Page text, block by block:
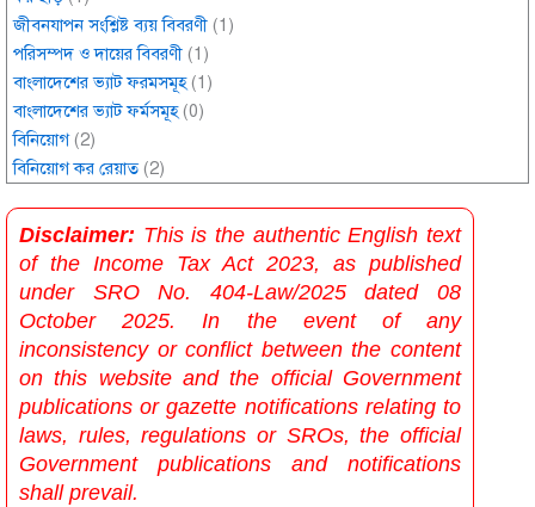
জীবনযাপন সংশ্লিষ্ট ব্যয় বিবরণী (1)
পরিসম্পদ ও দায়ের বিবরণী (1)
বাংলাদেশের ভ্যাট ফরমসমূহ(1)
বাংলাদেশের ভ্যাট ফর্মসমূহ(0)
বিনিয়োগ(2)
বিনিয়োগ কর রেয়াত(2)
Disclaimer: This is the authentic English text
of the Income Tax Act 2023, as published
under SRO No. 404-Law/2025 dated 08
October 2025. In the event of any
inconsistency or conflict between the content
on this website and the official Government
publications or gazette notifications relating to
laws, rules, regulations or SROs, the official
Government publications and notifications
shall prevail.